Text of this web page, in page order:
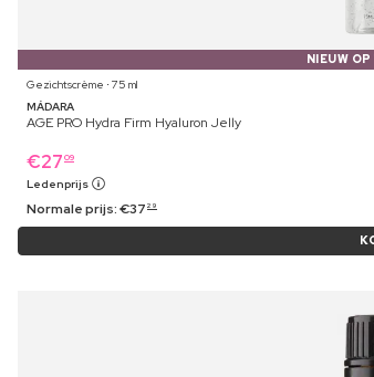
NIEUW
Gezichtscrème ⋅ 75 ml
MÁDARA
AGE PRO Hydra Firm Hyaluron Jelly
€27 09
Ledenprijs
Normale prijs:€37 29